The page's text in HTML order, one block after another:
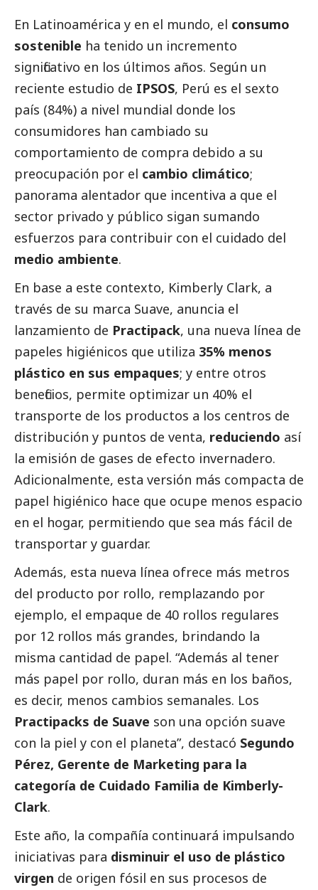
En Latinoamérica y en el mundo, el consumo
sostenible ha tenido un incremento
significativo en los últimos años. Según un
reciente estudio de IPSOS, Perú es el sexto
país (84%) a nivel mundial donde los
consumidores han cambiado su
comportamiento de compra debido a su
preocupación por el cambio climático;
panorama alentador que incentiva a que el
sector privado y público sigan sumando
esfuerzos para contribuir con el cuidado del
medio ambiente.
En base a este contexto, Kimberly Clark, a
través de su marca Suave, anuncia el
lanzamiento de Practipack, una nueva línea de
papeles higiénicos que utiliza 35% menos
plástico en sus empaques; y entre otros
beneficios, permite optimizar un 40% el
transporte de los productos a los centros de
distribución y puntos de venta, reduciendo así
la emisión de gases de efecto invernadero.
Adicionalmente, esta versión más compacta de
papel higiénico hace que ocupe menos espacio
en el hogar, permitiendo que sea más fácil de
transportar y guardar.
Además, esta nueva línea ofrece más metros
del producto por rollo, remplazando por
ejemplo, el empaque de 40 rollos regulares
por 12 rollos más grandes, brindando la
misma cantidad de papel. “Además al tener
más papel por rollo, duran más en los baños,
es decir, menos cambios semanales. Los
Practipacks de Suave son una opción suave
con la piel y con el planeta”, destacó Segundo
Pérez, Gerente de Marketing para la
categoría de Cuidado Familia de Kimberly-
Clark.
Este año, la compañía continuará impulsando
iniciativas para disminuir el uso de plástico
virgen de origen fósil en sus procesos de